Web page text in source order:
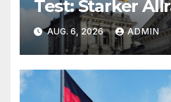
Test: Starker
Mähroboter im
Look
AUG. 6, 2026 ADMIN